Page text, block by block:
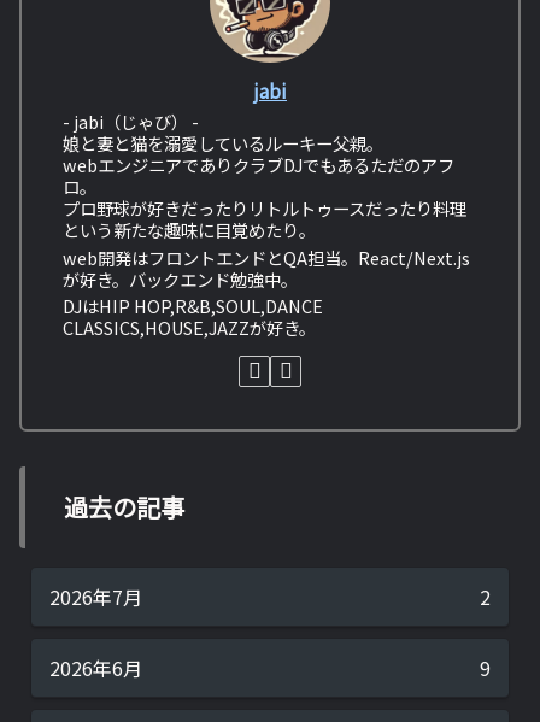
jabi
- jabi（じゃび） -
娘と妻と猫を溺愛しているルーキー父親。
webエンジニアでありクラブDJでもあるただのアフ
ロ。
プロ野球が好きだったりリトルトゥースだったり料理
という新たな趣味に目覚めたり。
web開発はフロントエンドとQA担当。React/Next.js
が好き。バックエンド勉強中。
DJはHIP HOP,R&B,SOUL,DANCE
CLASSICS,HOUSE,JAZZが好き。
過去の記事
2026年7月 2
2026年6月 9